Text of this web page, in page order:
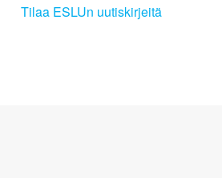
Tilaa ESLUn uutiskirjeitä